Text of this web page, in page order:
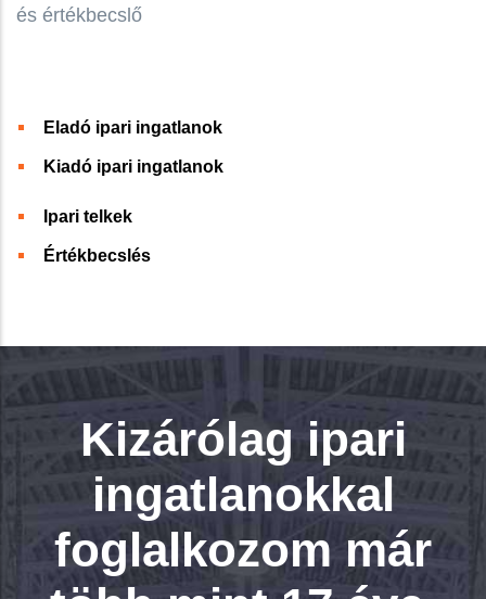
és értékbecslő
Eladó ipari ingatlanok
Kiadó ipari ingatlanok
Ipari telkek
Értékbecslés
Kizárólag ipari
ingatlanokkal
foglalkozom már